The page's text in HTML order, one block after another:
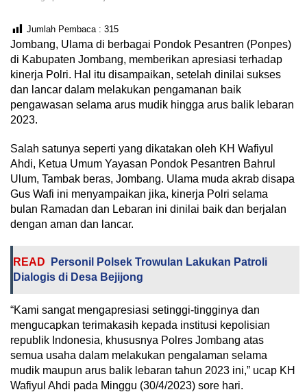
Jumlah Pembaca : 315
Jombang, Ulama di berbagai Pondok Pesantren (Ponpes)
di Kabupaten Jombang, memberikan apresiasi terhadap
kinerja Polri. Hal itu disampaikan, setelah dinilai sukses
dan lancar dalam melakukan pengamanan baik
pengawasan selama arus mudik hingga arus balik lebaran
2023.
Salah satunya seperti yang dikatakan oleh KH Wafiyul
Ahdi, Ketua Umum Yayasan Pondok Pesantren Bahrul
Ulum, Tambak beras, Jombang. Ulama muda akrab disapa
Gus Wafi ini menyampaikan jika, kinerja Polri selama
bulan Ramadan dan Lebaran ini dinilai baik dan berjalan
dengan aman dan lancar.
READ
Personil Polsek Trowulan Lakukan Patroli
Dialogis di Desa Bejijong
“Kami sangat mengapresiasi setinggi-tingginya dan
mengucapkan terimakasih kepada institusi kepolisian
republik Indonesia, khususnya Polres Jombang atas
semua usaha dalam melakukan pengalaman selama
mudik maupun arus balik lebaran tahun 2023 ini,” ucap KH
Wafiyul Ahdi pada Minggu (30/4/2023) sore hari.